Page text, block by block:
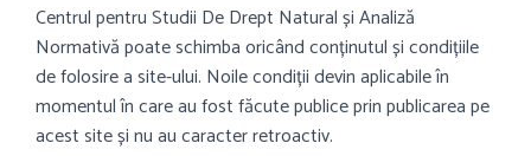
Centrul pentru Studii De Drept Natural și Analiză
Normativă poate schimba oricând conținutul și condițiile
de folosire a site-ului. Noile condiții devin aplicabile în
momentul în care au fost făcute publice prin publicarea pe
acest site și nu au caracter retroactiv.